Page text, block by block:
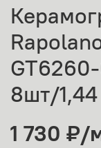
8шт/
1 730 ₽/